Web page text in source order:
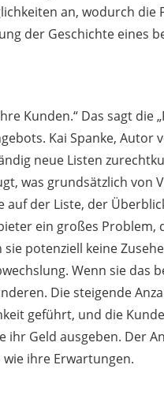
an, wodurch
der Geschichte eines
Kunden.“ Das sagt die
Kai Spanke, Autor
neue Listen
was grundsätzlich von
auf der Liste, der
ein großes Problem,
potenziell keine
Wenn sie das
Die steigende
geführt, und die
ihr Geld ausgeben. Der
ihre Erwartungen.